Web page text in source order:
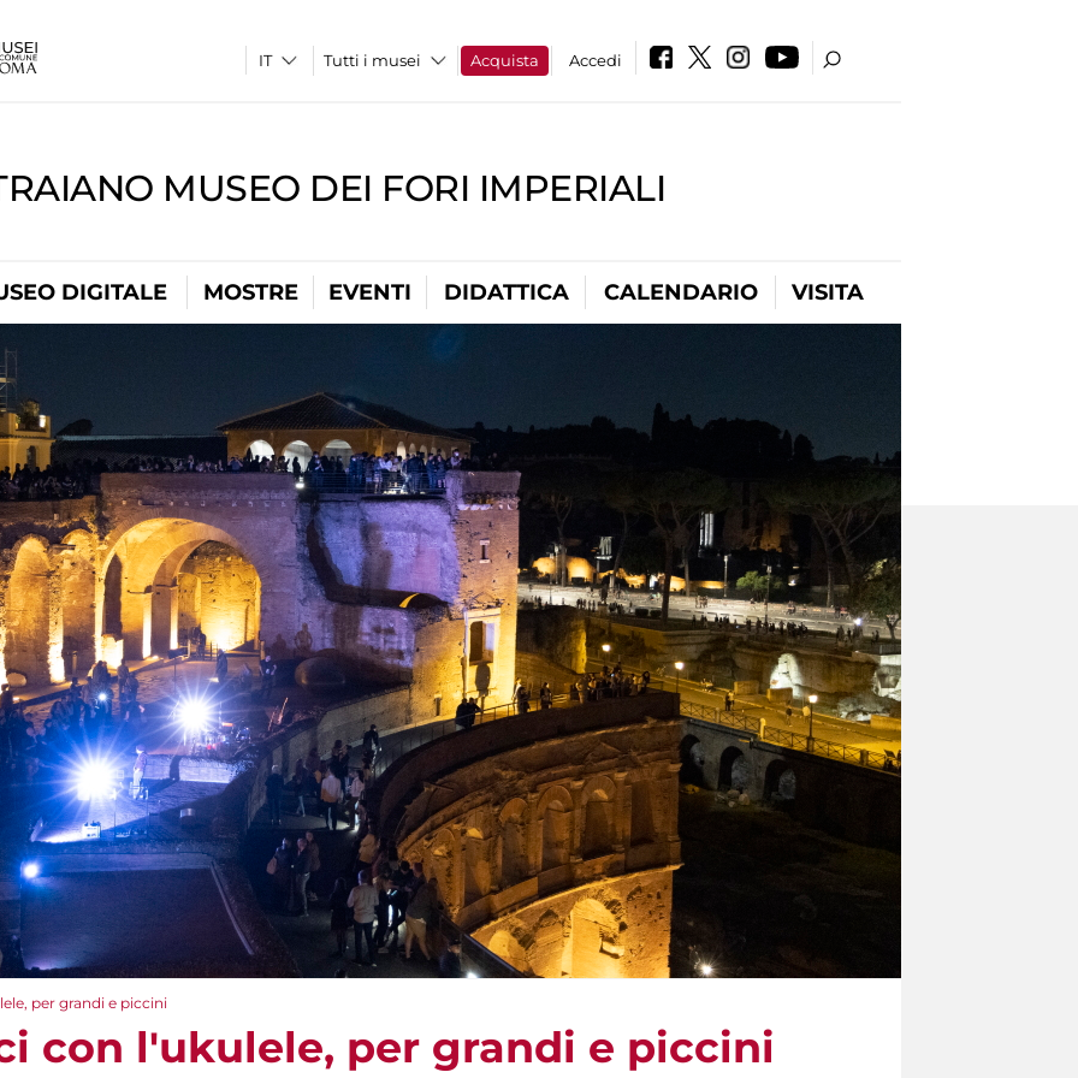
Tutti i musei Acquista Accedi
MUSEO DEI FORI IMPERIALI
DIGITALE MOSTRE EVENTI DIDATTICA CALENDARIO VISITA
per grandi e piccini
con l'ukulele, per grandi e piccini